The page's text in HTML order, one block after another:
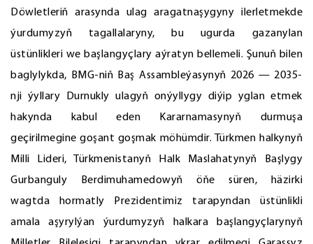
Döwletleriň arasynda ulag aragatnaşygyny ilerletmekde
ýurdumyzyň tagallalaryny, bu ugurda gazanylan
üstünlikleri we başlangyçlary aýratyn bellemeli. Şunuň bilen
baglylykda, BMG-niň Baş Assambleýasynyň 2026 — 2035-
nji ýyllary Durnukly ulagyň onýyllygy diýip yglan etmek
hakynda kabul eden Kararnamasynyň durmuşa
geçirilmegine goşant goşmak möhümdir. Türkmen halkynyň
Milli Lideri, Türkmenistanyň Halk Maslahatynyň Başlygy
Gurbanguly Berdimuhamedowyň öňe süren, häzirki
wagtda hormatly Prezidentimiz tarapyndan üstünlikli
amala aşyrylýan ýurdumyzyň halkara başlangyçlarynyň